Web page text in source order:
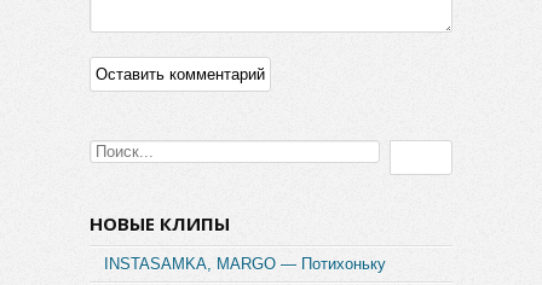
НОВЫЕ КЛИПЫ
INSTASAMKA, MARGO — Потихоньку